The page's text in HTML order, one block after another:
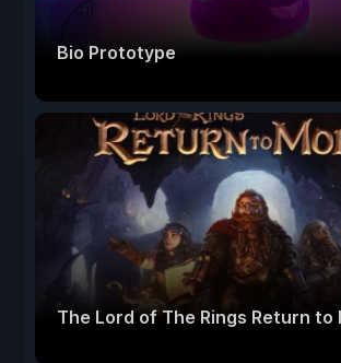
Bio Prototype
The Lord of The Rings Return to